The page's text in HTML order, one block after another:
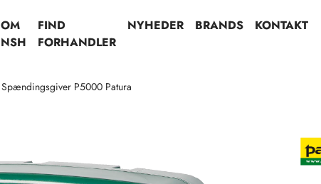
OM
NSH
FIND
FORHANDLER
NYHEDER BRANDS KONTAKT
Spændingsgiver P5000 Patura